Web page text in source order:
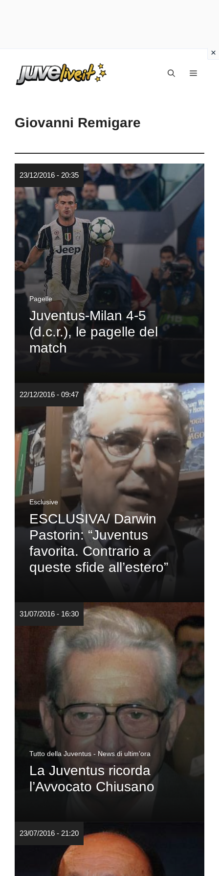
Menu
Giovanni Remigare
23/12/2016 - 20:35
Pagelle
Juventus-Milan 4-5
(d.c.r.), le pagelle del
match
22/12/2016 - 09:47
Esclusive
ESCLUSIVA/ Darwin
Pastorin: “Juventus
favorita. Contrario a
queste sfide all’estero”
31/07/2016 - 16:30
Tutto della Juventus - News di ultim'ora
La Juventus ricorda
l’Avvocato Chiusano
23/07/2016 - 21:20